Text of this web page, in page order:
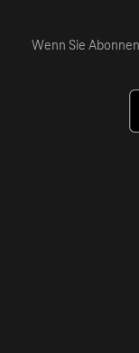
Wenn Sie